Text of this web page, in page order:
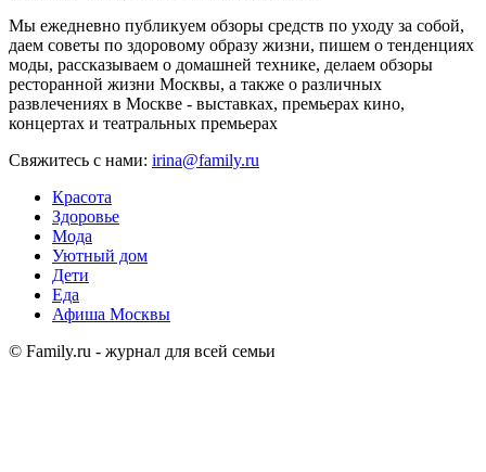
Мы ежедневно публикуем обзоры средств по уходу за собой,
даем советы по здоровому образу жизни, пишем о тенденциях
моды, рассказываем о домашней технике, делаем обзоры
ресторанной жизни Москвы, а также о различных
развлечениях в Москве - выставках, премьерах кино,
концертах и театральных премьерах
Свяжитесь с нами: irina@family.ru
Красота
Здоровье
Мода
Уютный дом
Дети
Еда
Афиша Москвы
© Family.ru - журнал для всей семьи